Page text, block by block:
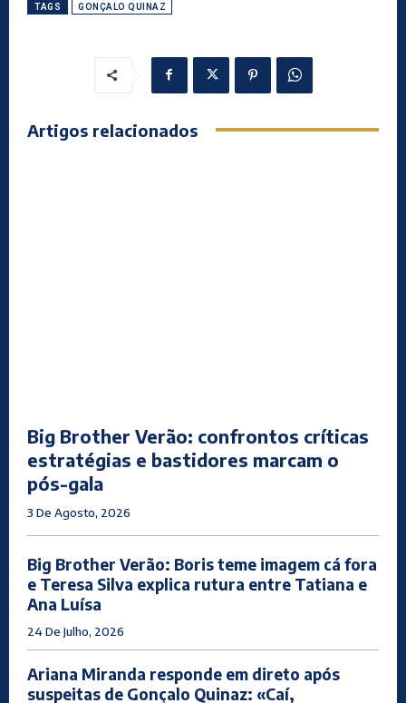
TAGS GONÇALO QUINAZ
Artigos relacionados
Big Brother Verão: confrontos críticas
estratégias e bastidores marcam o
pós-gala
3 De Agosto, 2026
Big Brother Verão: Boris teme imagem cá fora
e Teresa Silva explica rutura entre Tatiana e
Ana Luísa
24 De Julho, 2026
Ariana Miranda responde em direto após
suspeitas de Gonçalo Quinaz: «Caí,